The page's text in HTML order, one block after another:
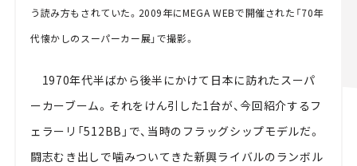
う読み方もされていた。2009年にMEGA WEBで開催された「70年
代懐かしのスーパーカー展」で撮影。
1970年代半ばから後半にかけて日本に訪れたスーパ
ーカーブーム。それをけん引した1台が、今回紹介するフ
ェラーリ「512BB」で、当時のフラッグシップモデルだ。
闘志むき出しで噛みついてきた新興ライバルのランボル